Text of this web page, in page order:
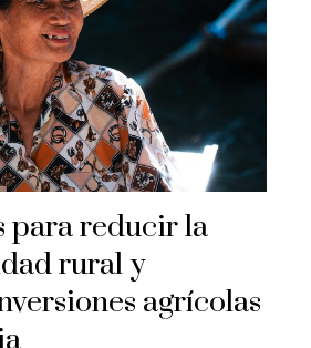
para reducir la
rural y
agrícolas